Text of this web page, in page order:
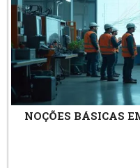
NOÇÕES BÁSICAS